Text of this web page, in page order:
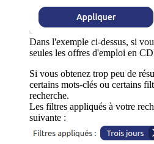
Dans l'exemple ci-dessus, si
seules les offres d'emploi en
Si vous obtenez trop peu de
certains mots-clés ou certains
recherche.
Les filtres appliqués à votre
suivante :